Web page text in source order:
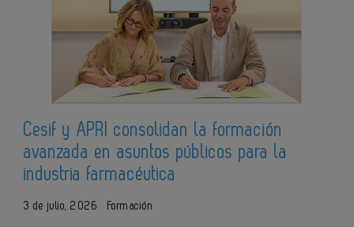
Cesif y APRI consolidan la formación
avanzada en asuntos públicos para la
industria farmacéutica
3 de julio, 2026 Formación